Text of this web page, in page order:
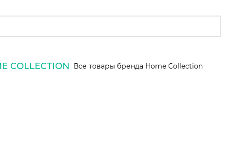
COLLECTION Все товары бренда Home Collection